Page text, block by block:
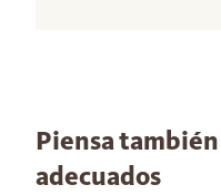
Piensa
adecuados